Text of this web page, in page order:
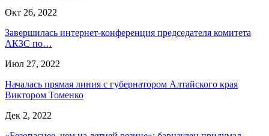
Окт 26, 2022
Завершилась интернет-конференция председателя комитета
АКЗС по…
Июл 27, 2022
Началась прямая линия с губернатором Алтайского края
Виктором Томенко
Дек 2, 2022